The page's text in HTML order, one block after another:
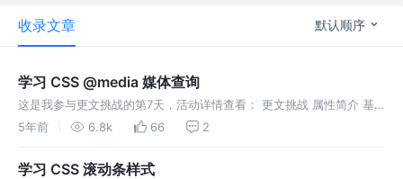
收录文章 默认顺序
学习 CSS @media 媒体查询
这是我参与更文挑战的第7天，活动详情查看： 更文挑战 属性简介 基
于一个或多个 媒体查询 的结果来应用样式表的一部分。就是可以根据
5年前 6.8k 66 2
学习 CSS 滚动条样式